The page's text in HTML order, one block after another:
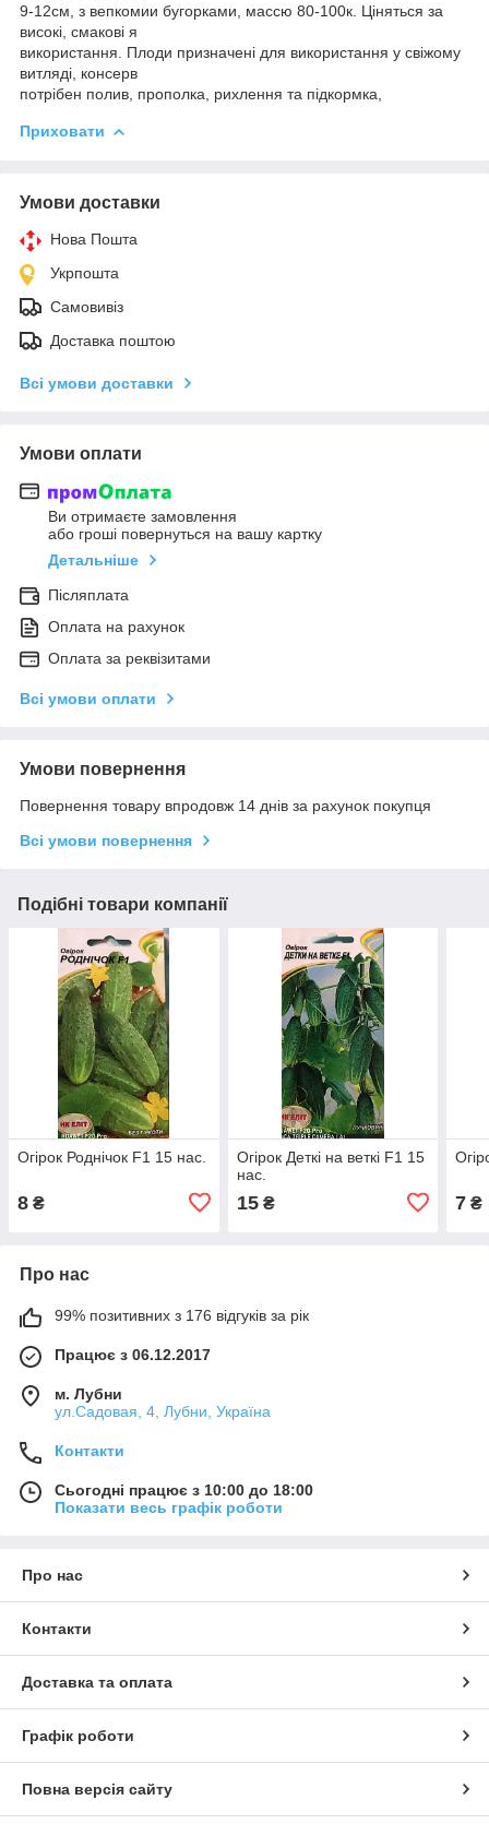
9-12см, з вепкомии бугорками, массю 80-100к. Ціняться за
високі, смакові я
використання. Плоди призначені для використання у свіжому
витляді, консерв
потрібен полив, прополка, рихлення та підкормка,
Приховати
Умови доставки
Нова Пошта
Укрпошта
Самовивіз
Доставка поштою
Всі умови доставки
Умови оплати
Ви отримаєте замовлення
або гроші повернуться на вашу картку
Детальніше
Післяплата
Оплата на рахунок
Оплата за реквізитами
Всі умови оплати
Умови повернення
Повернення товару впродовж 14 днів за рахунок покупця
Всі умови повернення
Подібні товари компанії
Огірок Роднічок F1 15 нас.
8 ₴
Огірок Деткі на веткі F1 15
нас.
15₴ 7 ₴
Про нас
99% позитивних з 176 відгуків за рік
Працює з 06.12.2017
м. Лубни
ул.Садовая, 4, Лубни, Україна
Контакти
Сьогодні працює з 10:00 до 18:00
Показати весь графік роботи
Про нас
Контакти
Доставка та оплата
Графік роботи
Повна версія сайту